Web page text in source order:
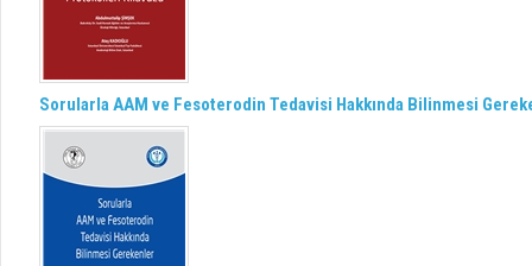
Sorularla AAM ve Fesoterodin Tedavisi Hakkında Bilinmesi